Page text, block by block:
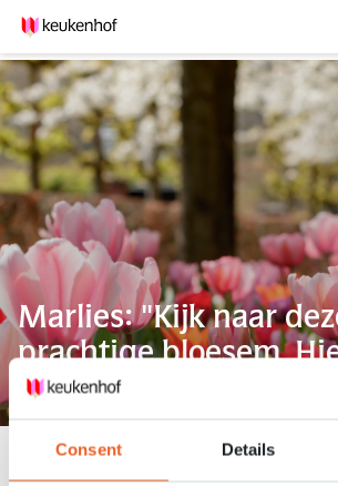
Consent Details
Home
Veelgestelde vragen
Contact
Marlies: "Kijk naar
prachtige bloesem.
echt van genieten!"
Keukenhof
Nieuws
Marlies: "Kijk naar deze prachtige bloesem. Hier